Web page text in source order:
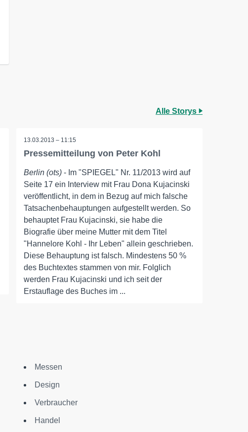
Alle Storys
13.03.2013 – 11:15
Pressemitteilung von Peter Kohl
Berlin (ots) - Im "SPIEGEL" Nr. 11/2013 wird auf
Seite 17 ein Interview mit Frau Dona Kujacinski
veröffentlicht, in dem in Bezug auf mich falsche
Tatsachenbehauptungen aufgestellt werden. So
behauptet Frau Kujacinski, sie habe die
Biografie über meine Mutter mit dem Titel
"Hannelore Kohl - Ihr Leben" allein geschrieben.
Diese Behauptung ist falsch. Mindestens 50 %
des Buchtextes stammen von mir. Folglich
werden Frau Kujacinski und ich seit der
Erstauflage des Buches im ...
Messen
Design
Verbraucher
Handel